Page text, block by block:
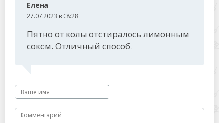
Елена
27.07.2023 в 08:28
Пятно от колы отстиралось лимонным
соком. Отличный способ.